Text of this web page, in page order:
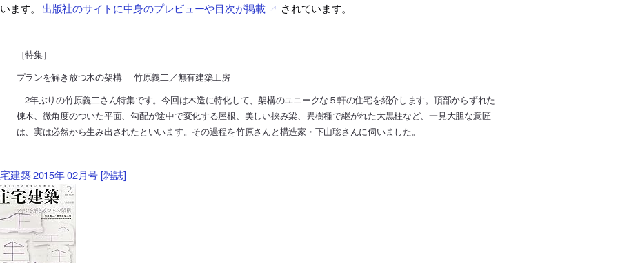
ます。
出版社のサイトに中身のプレビューや目次が掲載 されています。
［特集］
プランを解き放つ木の架構──竹原義二／無有建築工房
2年ぶりの竹原義二さん特集です。今回は木造に特化して、架構のユニークな５軒の住宅を紹介します。頂部からずれた
棟木、微角度のついた平面、勾配が途中で変化する屋根、美しい挟み梁、異樹種で継がれた大黒柱など、一見大胆な意匠
は、実は必然から生み出されたといいます。その過程を竹原さんと構造家・下山聡さんに伺いました。
建築 2015年 02月号 [雑誌]